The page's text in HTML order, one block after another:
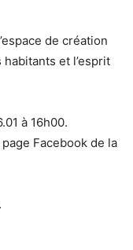
de création
et l’esprit
à 16h00.
Facebook de la